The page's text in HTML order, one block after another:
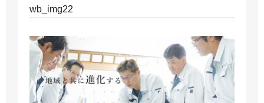
wb_img22